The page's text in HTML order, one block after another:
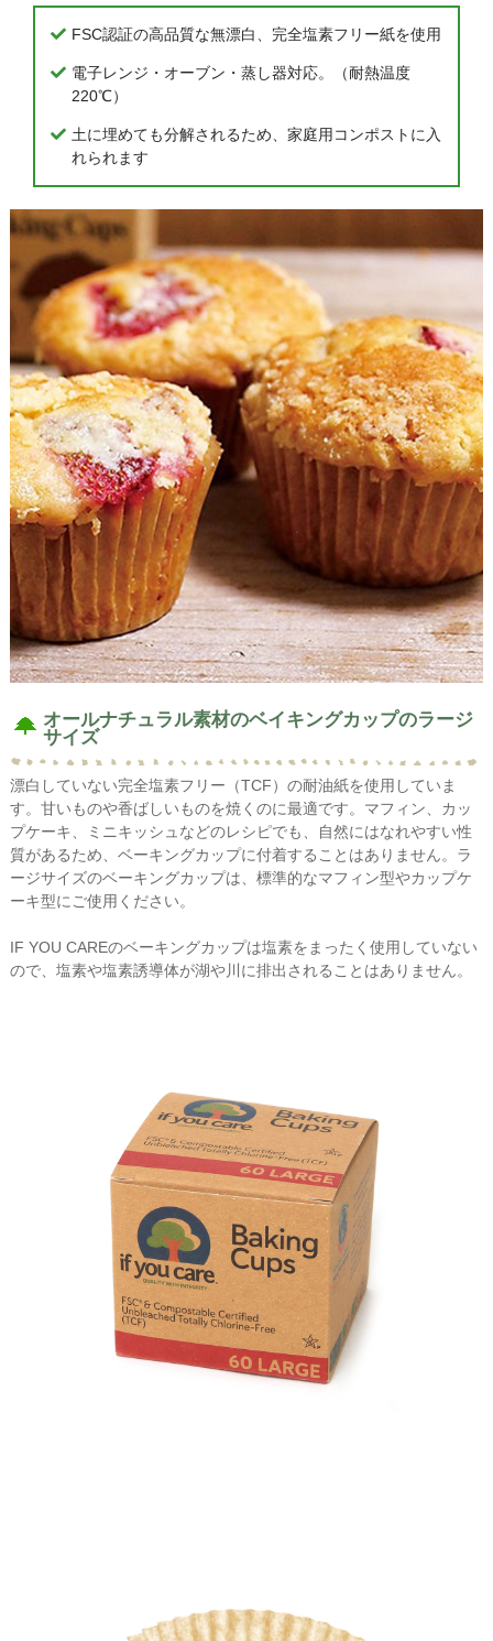
FSC認証の高品質な無漂白、完全塩素フリー紙を使用
電子レンジ・オーブン・蒸し器対応。（耐熱温度
220℃）
土に埋めても分解されるため、家庭用コンポストに入
れられます
オールナチュラル素材のベイキングカップのラージ
サイズ
漂白していない完全塩素フリー（TCF）の耐油紙を使用していま
す。甘いものや香ばしいものを焼くのに最適です。マフィン、カッ
プケーキ、ミニキッシュなどのレシピでも、自然にはなれやすい性
質があるため、ベーキングカップに付着することはありません。ラ
ージサイズのベーキングカップは、標準的なマフィン型やカップケ
ーキ型にご使用ください。
IF YOU CAREのベーキングカップは塩素をまったく使用していない
ので、塩素や塩素誘導体が湖や川に排出されることはありません。